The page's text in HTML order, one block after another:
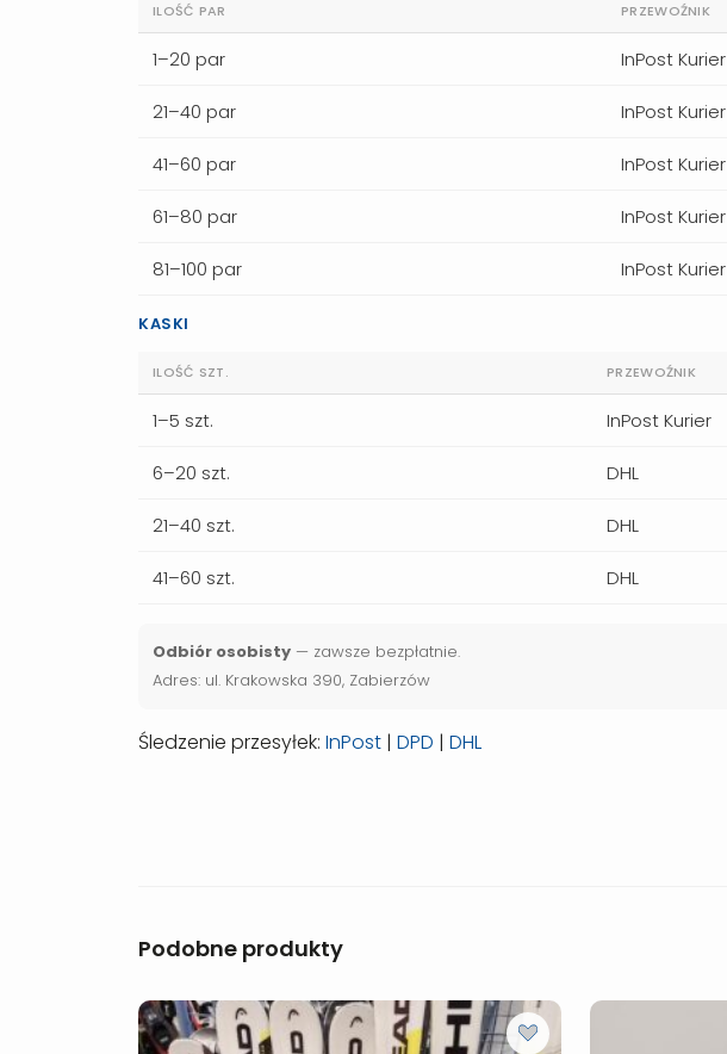
ILOŚĆ PAR PRZEWOŹNIK
1–20 par InPost Kurier
21–40 par InPost Kurier
41–60 par InPost Kurier
61–80 par InPost Kurier
81–100 par InPost Kurier
KASKI
ILOŚĆ SZT. PRZEWOŹNIK
1–5 szt. InPost Kurier
6–20 szt. DHL
21–40 szt. DHL
41–60 szt. DHL
Odbiór osobisty — zawsze bezpłatnie.
Adres: ul. Krakowska 390, Zabierzów
Śledzenie przesyłek: InPost | DPD | DHL
Podobne produkty